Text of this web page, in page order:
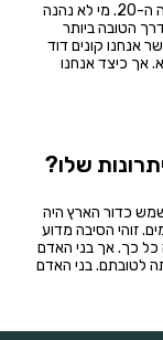
מים חמים הם אחת ההמצאות הטובות ביותר של המאה ה-20. מי לא נהנה
הטובה ביותר
אנחנו קונים דוד
אך כיצד אנחנו
שלו?
כדור הארץ היה
זוהי הסיבה מדוע
כל כך. אך בני האדם
לטובתם. בני האדם